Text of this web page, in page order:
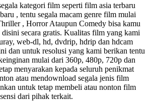
kategori film seperti film asia terbaru
, tentu segala macam genre film mulai
, Horror Ataupun Comedy bisa kamu
secara gratis. Kualitas film yang kami
web-dl, hd, dvdrip, hdrip dan hdcam
dan untuk resolusi yang kami berikan tentu
mulai dari 360p, 480p, 720p dan
menyarakan kepada seluruh penikmat
atau mendownload segala jenis film
untuk tetap membeli atau nonton film
dari pihak terkait.